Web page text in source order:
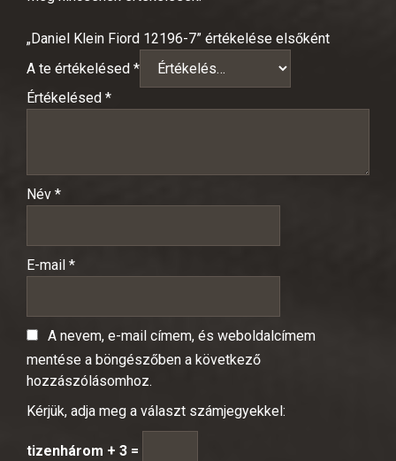
„Daniel Klein Fiord 12196-7” értékelése elsőként
A te értékelésed *
Értékelésed *
Név *
E-mail *
A nevem, e-mail címem, és weboldalcímem
mentése a böngészőben a következő
hozzászólásomhoz.
Kérjük, adja meg a választ számjegyekkel:
tizenhárom + 3 =